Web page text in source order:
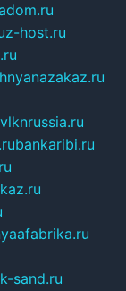
z-host.ru
vlknrussia.ru
bankaribi.ru
sand.ru